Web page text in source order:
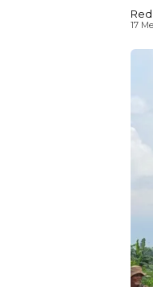
17